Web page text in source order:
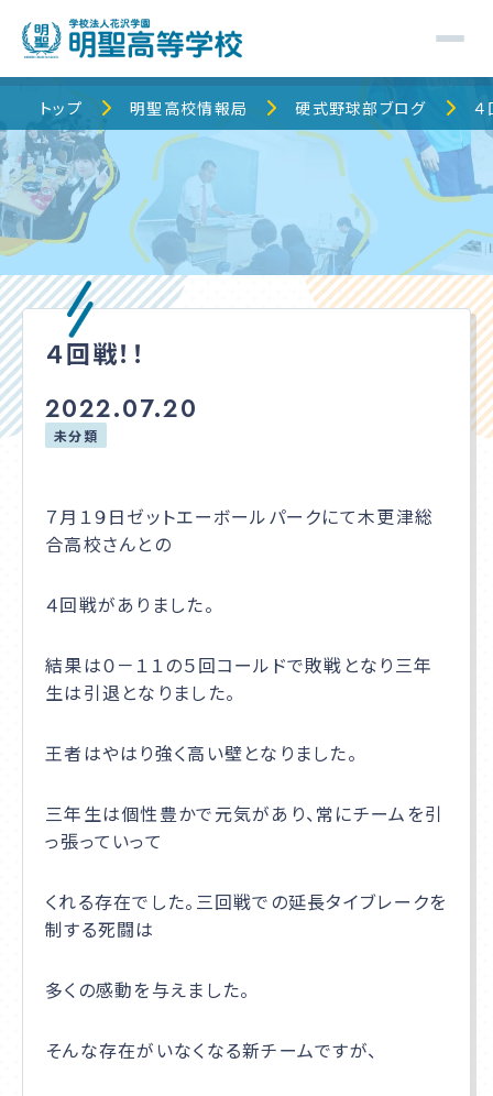
トップ
明聖高校について
明聖でのキャンパスライフ
校舎・コース紹介
明聖高校情報局
保護者の皆様へ
学校説明会
サイトマップ
プライバシーポリシー
トップ 明聖高校情報局 硬式野球部ブログ ４
４回戦！！
2022.07.20
未分類
７月１９日ゼットエーボールパークにて木更津総
合高校さんとの
４回戦がありました。
結果は０－１１の５回コールドで敗戦となり三年
生は引退となりました。
王者はやはり強く高い壁となりました。
三年生は個性豊かで元気があり、常にチームを引
っ張っていって
くれる存在でした。三回戦での延長タイブレークを
制する死闘は
多くの感動を与えました。
そんな存在がいなくなる新チームですが、